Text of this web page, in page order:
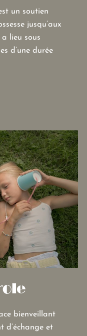
un soutien
jusqu’aux
lieu sous
d’une durée
bienveillant
d’échange et